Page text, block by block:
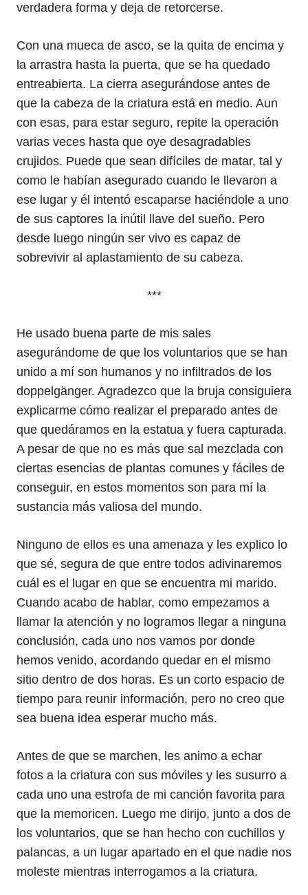
verdadera forma y deja de retorcerse.
Con una mueca de asco, se la quita de encima y
la arrastra hasta la puerta, que se ha quedado
entreabierta. La cierra asegurándose antes de
que la cabeza de la criatura está en medio. Aun
con esas, para estar seguro, repite la operación
varias veces hasta que oye desagradables
crujidos. Puede que sean difíciles de matar, tal y
como le habían asegurado cuando le llevaron a
ese lugar y él intentó escaparse haciéndole a uno
de sus captores la inútil llave del sueño. Pero
desde luego ningún ser vivo es capaz de
sobrevivir al aplastamiento de su cabeza.
***
He usado buena parte de mis sales
asegurándome de que los voluntarios que se han
unido a mí son humanos y no infiltrados de los
doppelgänger. Agradezco que la bruja consiguiera
explicarme cómo realizar el preparado antes de
que quedáramos en la estatua y fuera capturada.
A pesar de que no es más que sal mezclada con
ciertas esencias de plantas comunes y fáciles de
conseguir, en estos momentos son para mí la
sustancia más valiosa del mundo.
Ninguno de ellos es una amenaza y les explico lo
que sé, segura de que entre todos adivinaremos
cuál es el lugar en que se encuentra mi marido.
Cuando acabo de hablar, como empezamos a
llamar la atención y no logramos llegar a ninguna
conclusión, cada uno nos vamos por donde
hemos venido, acordando quedar en el mismo
sitio dentro de dos horas. Es un corto espacio de
tiempo para reunir información, pero no creo que
sea buena idea esperar mucho más.
Antes de que se marchen, les animo a echar
fotos a la criatura con sus móviles y les susurro a
cada uno una estrofa de mi canción favorita para
que la memoricen. Luego me dirijo, junto a dos de
los voluntarios, que se han hecho con cuchillos y
palancas, a un lugar apartado en el que nadie nos
moleste mientras interrogamos a la criatura.